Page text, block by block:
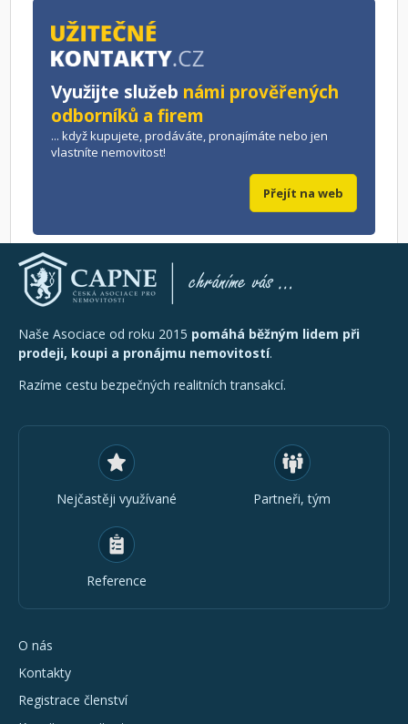
Využijte služeb námi prověřených
odborníků a firem
... když kupujete, prodáváte, pronajímáte nebo jen
vlastníte nemovitost!
Přejít na web
Naše Asociace od roku 2015 pomáhá běžným lidem při
prodeji, koupi a pronájmu nemovitostí.
Razíme cestu bezpečných realitních transakcí.
Nejčastěji využívané Partneři, tým
Reference
O nás
Kontakty
Registrace členství